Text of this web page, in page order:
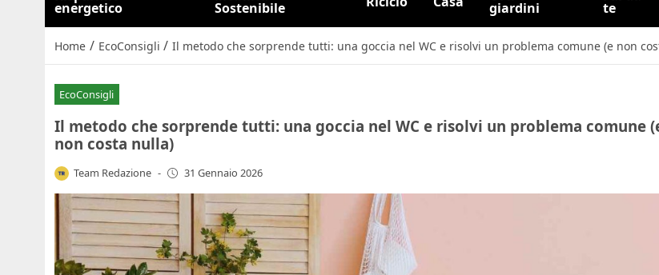
energetico Sostenibile giardini te
Home / EcoConsigli / Il metodo che sorprende tutti: una goccia nel WC e risolvi un problema comune (e non
EcoConsigli
Il metodo che sorprende tutti: una goccia nel WC e risolvi un problema comune
non costa nulla)
Team Redazione - 31 Gennaio 2026